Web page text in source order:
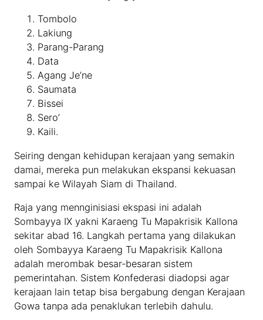
Tombolo
Lakiung
Parang-Parang
Data
Agang Je’ne
Saumata
Bissei
Sero’
Kaili.
Seiring dengan kehidupan kerajaan yang semakin
damai, mereka pun melakukan ekspansi kekuasan
sampai ke Wilayah Siam di Thailand.
Raja yang mennginisiasi ekspasi ini adalah
Sombayya IX yakni Karaeng Tu Mapakrisik Kallona
sekitar abad 16. Langkah pertama yang dilakukan
oleh Sombayya Karaeng Tu Mapakrisik Kallona
adalah merombak besar-besaran sistem
pemerintahan. Sistem Konfederasi diadopsi agar
kerajaan lain tetap bisa bergabung dengan Kerajaan
Gowa tanpa ada penaklukan terlebih dahulu.